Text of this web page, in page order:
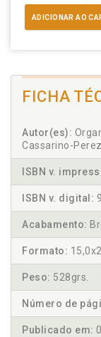
ADICIONAR AO
FICHA
Autor(es):
Cassarino-
ISBN v.
ISBN v. digital:
Acabamento:
Formato:
Peso: 528grs.
Número de
Publicado em: